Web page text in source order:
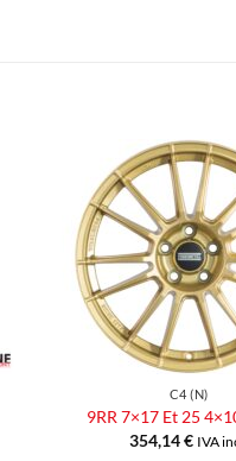
C4 (N)
9RR 7×17 Et 25
354,14€ IVA